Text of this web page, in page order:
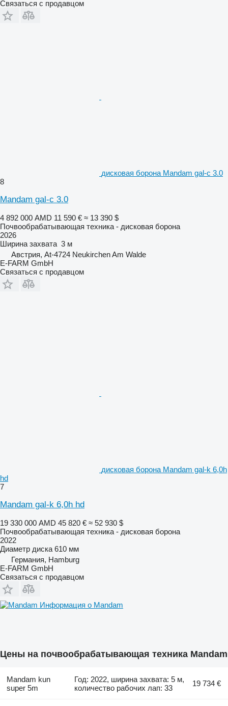
Связаться с продавцом
дисковая борона Mandam gal-c 3.0
8
Mandam gal-c 3.0
4 892 000 AMD 11 590 € ≈ 13 390 $
Почвообрабатывающая техника - дисковая борона
2026
Ширина захвата 3 м
Австрия, At-4724 Neukirchen Am Walde
E-FARM GmbH
Связаться с продавцом
дисковая борона Mandam gal-k 6,0h
hd
7
Mandam gal-k 6,0h hd
19 330 000 AMD 45 820 € ≈ 52 930 $
Почвообрабатывающая техника - дисковая борона
2022
Диаметр диска 610 мм
Германия, Hamburg
E-FARM GmbH
Связаться с продавцом
Информация о Mandam
Цены на почвообрабатывающая техника Mandam
Mandam kun
super 5m
Год: 2022, ширина захвата: 5 м,
количество рабочих лап: 33
19 734 €